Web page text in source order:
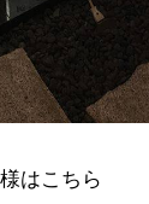
はこちら